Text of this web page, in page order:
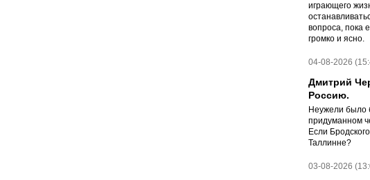
играющего
вопроса, пока
громко и ясно.
04-08-2026
Дмитрий
Россию.
Неужели было
придуманном
Если
Таллинне?
03-08-2026